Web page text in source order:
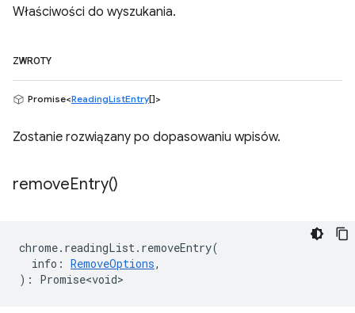
Właściwości do wyszukania.
ZWROTY
Promise<ReadingListEntry[]>
Zostanie rozwiązany po dopasowaniu wpisów.
removeEntry()
chrome. readingList . removeEntry(
info : RemoveOptions,
) : Promise<void>